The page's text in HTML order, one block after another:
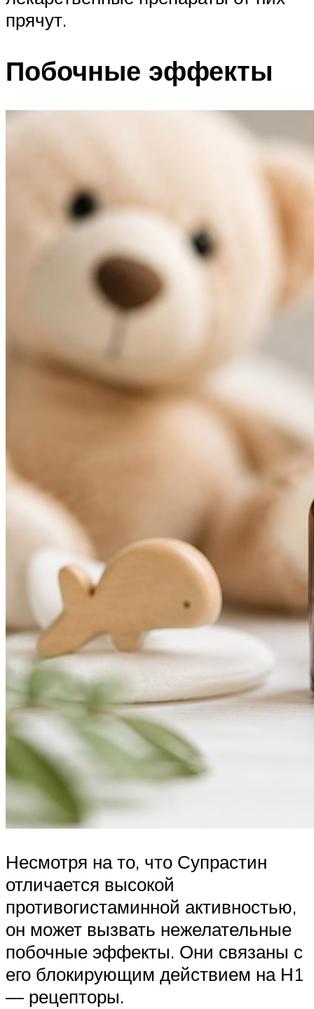
прячут.
Побочные эффекты
Несмотря на то, что Супрастин
отличается высокой
противогистаминной активностью,
он может вызвать нежелательные
побочные эффекты. Они связаны с
его блокирующим действием на Н1
— рецепторы.